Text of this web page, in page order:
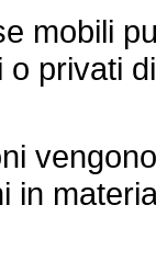
mobili
privati
in